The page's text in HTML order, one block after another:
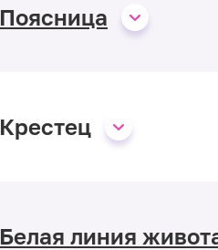
Поясница
Крестец
Белая линия